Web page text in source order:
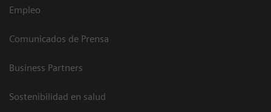
Empleo
Comunicados de Prensa
Business Partners
Sostenibilidad en salud